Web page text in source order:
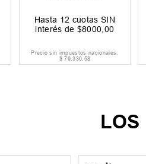
Hasta 12 cuotas SIN
interés de $8000 00
Precio sin impuestos nacionales:
$ 79.330,58
LOS